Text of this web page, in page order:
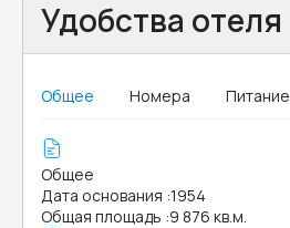
Удобства отеля
Общее Номера Питание
Общее
Дата основания :1954
Общая площадь :9 876 кв.м.